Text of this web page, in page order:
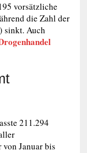
vorsätzliche
die Zahl der
sinkt. Auch
211.294
Januar bis